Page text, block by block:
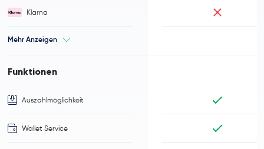
Klarna
Mehr Anzeigen
Funktionen
Auszahlmöglichkeit
Wallet Service